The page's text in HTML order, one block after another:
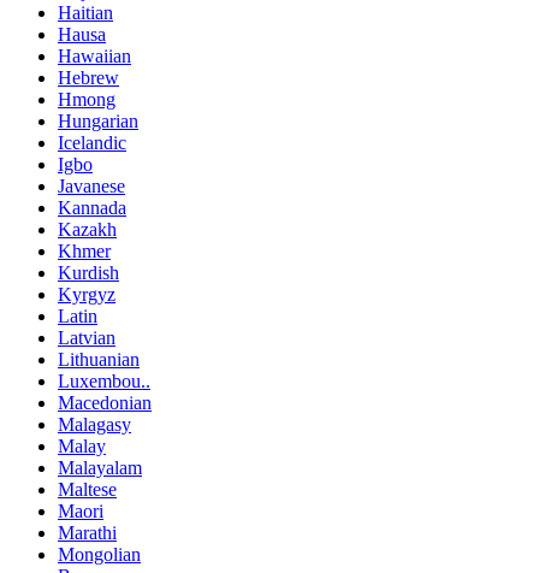
Haitian
Hausa
Hawaiian
Hebrew
Hmong
Hungarian
Icelandic
Igbo
Javanese
Kannada
Kazakh
Khmer
Kurdish
Kyrgyz
Latin
Latvian
Lithuanian
Luxembou..
Macedonian
Malagasy
Malay
Malayalam
Maltese
Maori
Marathi
Mongolian